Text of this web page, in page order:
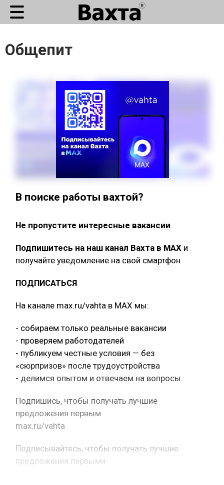
Общепит
В поиске работы вахтой?
Не пропустите интересные вакансии
Подпишитесь на наш канал Вахта в МАХ и
получайте уведомление на свой смартфон
ПОДПИСАТЬСЯ
На канале max.ru/vahta в MAX мы:
- собираем только реальные вакансии
- проверяем работодателей
- публикуем честные условия — без
«сюрпризов» после трудоустройства
- делимся опытом и отвечаем на вопросы
Подпишись, чтобы получать лучшие
предложения первым
max.ru/vahta
Подписывайтесь, чтобы получать лучшие
предложения первыми